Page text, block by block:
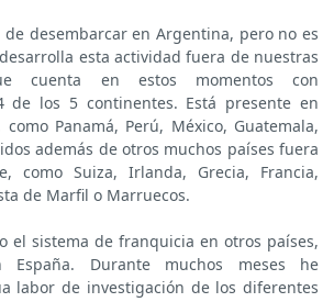
de desembarcar en Argentina, pero no es
esta actividad fuera de nuestras
cuenta en estos momentos con
de los 5 continentes. Está presente en
como Panamá, Perú, México, Guatemala,
además de otros muchos países fuera
como Suiza, Irlanda, Grecia, Francia,
de Marfil o Marruecos.
el sistema de franquicia en otros países,
España. Durante muchos meses he
labor de investigación de los diferentes